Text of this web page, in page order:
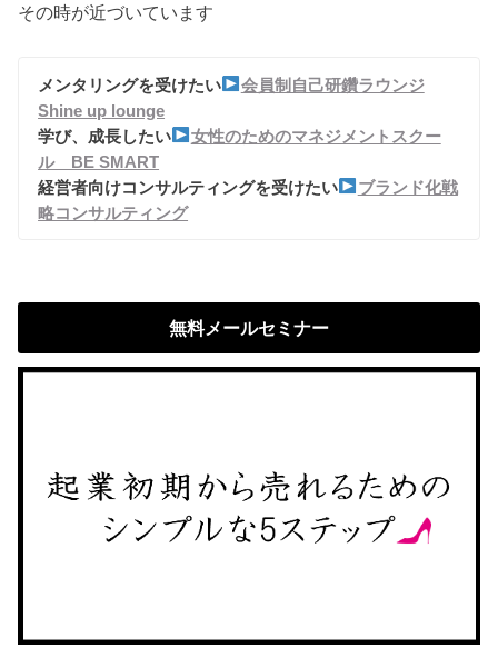
その時が近づいています
メンタリングを受けたい
会員制自己研鑽ラウンジ
Shine up lounge
学び、成長したい
女性のためのマネジメントスクー
ル BE SMART
経営者向けコンサルティングを受けたい
ブランド化戦
略コンサルティング
無料メールセミナー